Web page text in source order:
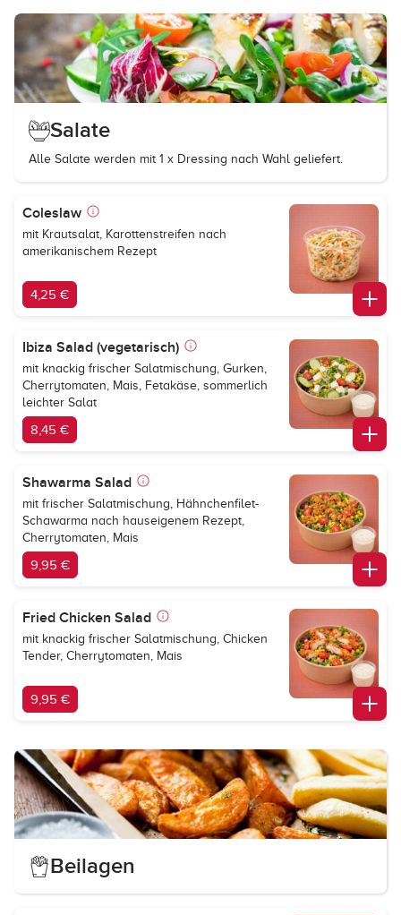
Salate
Alle Salate werden mit 1 x Dressing nach Wahl geliefert.
Coleslaw
mit Krautsalat, Karottenstreifen nach
amerikanischem Rezept
4,25 €
Ibiza Salad (vegetarisch)
mit knackig frischer Salatmischung, Gurken,
Cherrytomaten, Mais, Fetakäse, sommerlich
leichter Salat
8,45 €
Shawarma Salad
mit frischer Salatmischung, Hähnchenfilet-
Schawarma nach hauseigenem Rezept,
Cherrytomaten, Mais
9,95 €
Fried Chicken Salad
mit knackig frischer Salatmischung, Chicken
Tender, Cherrytomaten, Mais
9,95 €
Beilagen